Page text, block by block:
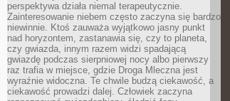
perspektywa działa niemal terapeutycznie.
Zainteresowanie niebem często zaczyna się bardzo
niewinnie. Ktoś zauważa wyjątkowo jasny punkt
nad horyzontem, zastanawia się, czy to planeta,
czy gwiazda, innym razem widzi spadającą
gwiazdę podczas sierpniowej nocy albo pierwszy
raz trafia w miejsce, gdzie Droga Mleczna jest
wyraźnie widoczna. Te chwile budzą ciekawość, a
ciekawość prowadzi dalej. Człowiek zaczyna